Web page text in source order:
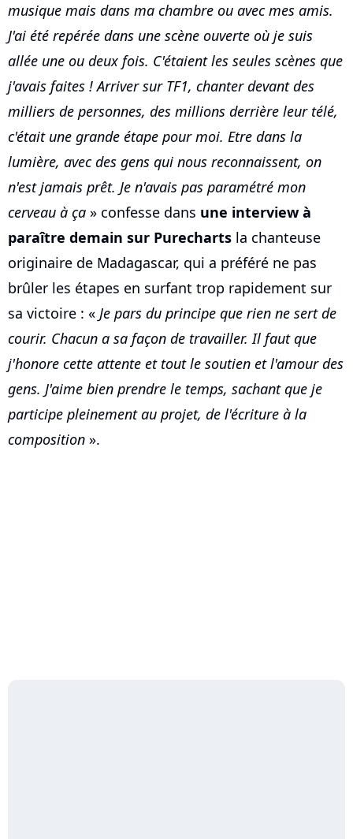
musique mais dans ma chambre ou avec mes amis.
J'ai été repérée dans une scène ouverte où je suis
allée une ou deux fois. C'étaient les seules scènes que
j'avais faites ! Arriver sur TF1, chanter devant des
milliers de personnes, des millions derrière leur télé,
c'était une grande étape pour moi. Etre dans la
lumière, avec des gens qui nous reconnaissent, on
n'est jamais prêt. Je n'avais pas paramétré mon
cerveau à ça » confesse dans une interview à
paraître demain sur Purecharts la chanteuse
originaire de Madagascar, qui a préféré ne pas
brûler les étapes en surfant trop rapidement sur
sa victoire : « Je pars du principe que rien ne sert de
courir. Chacun a sa façon de travailler. Il faut que
j'honore cette attente et tout le soutien et l'amour des
gens. J'aime bien prendre le temps, sachant que je
participe pleinement au projet, de l'écriture à la
composition ».